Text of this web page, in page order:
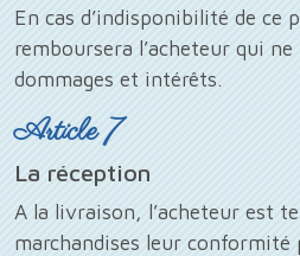
En cas d’indisponibilité de ce
remboursera l’acheteur qui
dommages et intérêts.
Article 7
La réception
A la livraison, l’acheteur est
marchandises leur conformité